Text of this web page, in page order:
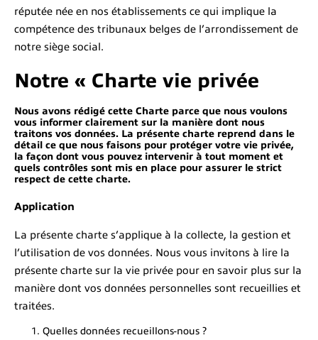
réputée née en nos établissements ce qui implique la
compétence des tribunaux belges de l’arrondissement de
notre siège social.
Notre « Charte vie privée
Nous avons rédigé cette Charte parce que nous voulons
vous informer clairement sur la manière dont nous
traitons vos données. La présente charte reprend dans le
détail ce que nous faisons pour protéger votre vie privée,
la façon dont vous pouvez intervenir à tout moment et
quels contrôles sont mis en place pour assurer le strict
respect de cette charte.
Application
La présente charte s’applique à la collecte, la gestion et
l’utilisation de vos données. Nous vous invitons à lire la
présente charte sur la vie privée pour en savoir plus sur la
manière dont vos données personnelles sont recueillies et
traitées.
Quelles données recueillons-nous ?